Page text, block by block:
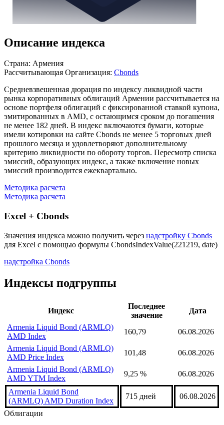
Описание индекса
Страна: Армения
Рассчитывающая Организация: Cbonds
Средневзвешенная дюрация по индексу ликвидной части
рынка корпоративных облигаций Армении рассчитывается на
основе портфеля облигаций с фиксированной ставкой купона,
эмитированных в AMD, с остающимся сроком до погашения
не менее 182 дней. В индекс включаются бумаги, которые
имели котировки на сайте Cbonds не менее 5 торговых дней
прошлого месяца и удовлетворяют дополнительному
критерию ликвидности по обороту торгов. Пересмотр списка
эмиссий, образующих индекс, а также включение новых
эмиссий производится ежеквартально.
Методика расчета
Методика расчета
Excel + Cbonds
Значения индекса можно получить через надстройку Cbonds
для Excel с помощью формулы CbondsIndexValue(221219, date)
надстройка Cbonds
Индексы подгруппы
Индекс
Последнее
значение
Дата
Armenia Liquid Bond (ARMLQ)
AMD Index
160,79
06.08.2026
Armenia Liquid Bond (ARMLQ)
AMD Price Index
101,48
06.08.2026
Armenia Liquid Bond (ARMLQ)
AMD YTM Index
9,25 % 06.08.2026
Armenia Liquid Bond
(ARMLQ) AMD Duration Index
715 дней
06.08.2026
Облигации